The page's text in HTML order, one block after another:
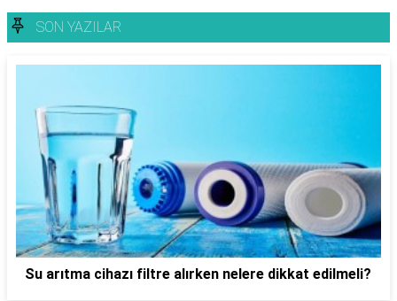
SON YAZILAR
Su arıtma cihazı filtre alırken nelere dikkat edilmeli?